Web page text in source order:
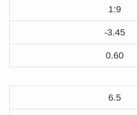
1:9
-3.45
0.60
6.5